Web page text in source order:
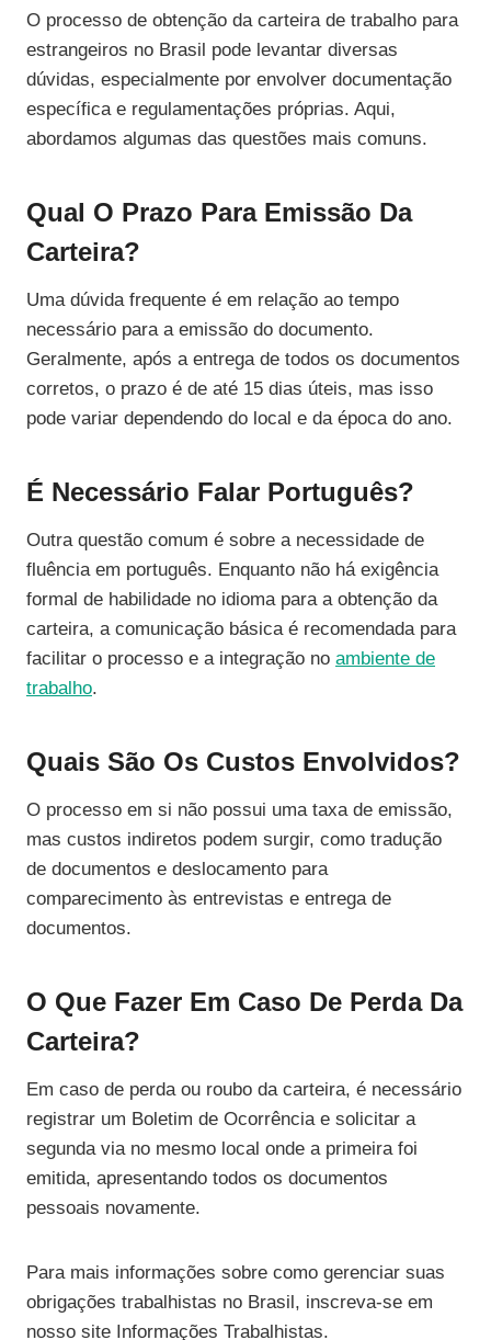
O processo de obtenção da carteira de trabalho para
estrangeiros no Brasil pode levantar diversas
dúvidas, especialmente por envolver documentação
específica e regulamentações próprias. Aqui,
abordamos algumas das questões mais comuns.
Qual O Prazo Para Emissão Da
Carteira?
Uma dúvida frequente é em relação ao tempo
necessário para a emissão do documento.
Geralmente, após a entrega de todos os documentos
corretos, o prazo é de até 15 dias úteis, mas isso
pode variar dependendo do local e da época do ano.
É Necessário Falar Português?
Outra questão comum é sobre a necessidade de
fluência em português. Enquanto não há exigência
formal de habilidade no idioma para a obtenção da
carteira, a comunicação básica é recomendada para
facilitar o processo e a integração no ambiente de
trabalho.
Quais São Os Custos Envolvidos?
O processo em si não possui uma taxa de emissão,
mas custos indiretos podem surgir, como tradução
de documentos e deslocamento para
comparecimento às entrevistas e entrega de
documentos.
O Que Fazer Em Caso De Perda Da
Carteira?
Em caso de perda ou roubo da carteira, é necessário
registrar um Boletim de Ocorrência e solicitar a
segunda via no mesmo local onde a primeira foi
emitida, apresentando todos os documentos
pessoais novamente.
Para mais informações sobre como gerenciar suas
obrigações trabalhistas no Brasil, inscreva-se em
nosso site Informações Trabalhistas.